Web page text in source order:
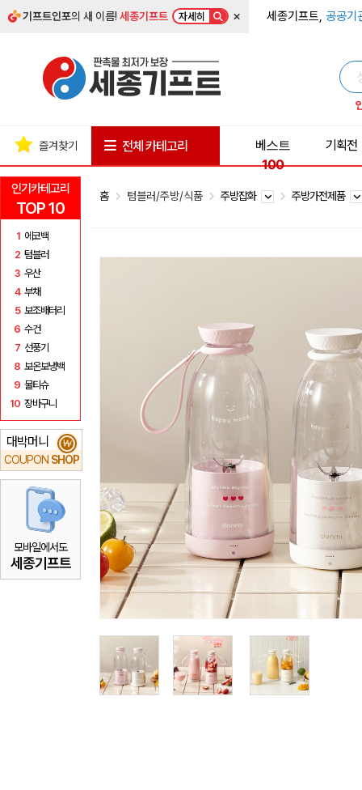
기프트인포의 새 이름!세종기프트 자세히 × 세종기프트, 공공기
인기카테고리
TOP 10
1 에코백
2 텀블러
3 우산
4 부채
5 보조배터리
6 수건
7 선풍기
8 보온보냉백
9 물티슈
10 장바구니
대박머니
COUPON SHOP
₩
모바일에서도
세종기프트
즐겨찾기 전체 카테고리
베스트
100
기획전
홈 텀블러/주방/식품 주방잡화 주방가전제품